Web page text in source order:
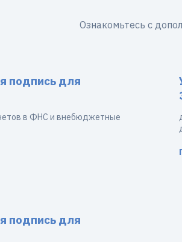
Ознакомьтесь с
подпись для
в ФНС и внебюджетные
подпись для